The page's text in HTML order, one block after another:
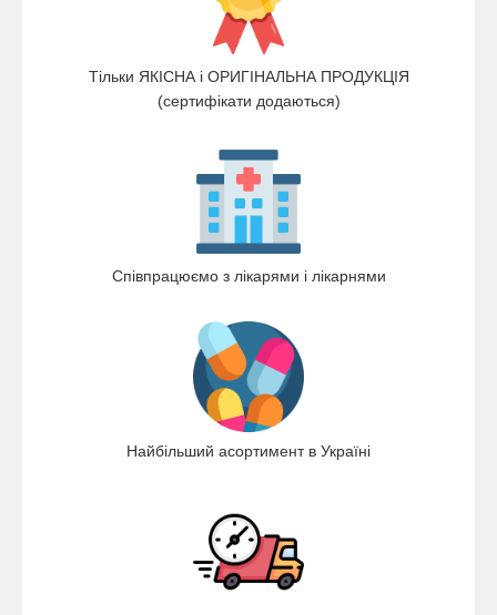
Тільки ЯКІСНА і ОРИГІНАЛЬНА ПРОДУКЦІЯ
(сертифікати додаються)
Співпрацюємо з лікарями і лікарнями
Найбільший асортимент в Україні